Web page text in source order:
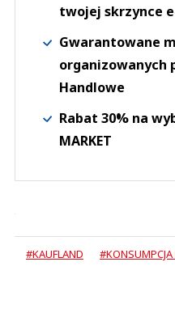
twojej skrzynce
Gwarantowane
organizowanych
Handlowe
Rabat 30% na
MARKET
#KAUFLAND